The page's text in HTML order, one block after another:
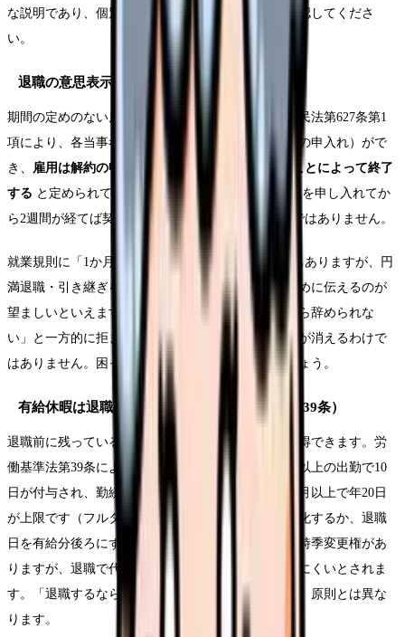
な説明であり、個別の判断は専門窓口・専門家に確認してくださ
い。
退職の意思表示と2週間（民法第627条）
期間の定めのない雇用（一般的な正職員）の場合、民法第627条第1
項により、各当事者はいつでも解約の申入れ（退職の申入れ）がで
き、
雇用は解約の申入れの日から2週間を経過することによって終了
する と定められています。つまり、法律上は、退職を申し入れてか
ら2週間が経てば契約は終了し、会社の同意は必須ではありません。
就業規則に「1か月前まで」などの定めがある場合もありますが、円
満退職・引き継ぎを考えると、就業規則に沿って早めに伝えるのが
望ましいといえます。一方で、「就業規則があるから辞められな
い」と一方的に拒まれた場合、退職の権利そのものが消えるわけで
はありません。困ったときは公的窓口に相談しましょう。
有給休暇は退職前に取得できる（労働基準法第39条）
退職前に残っている年次有給休暇は、原則として取得できます。労
働基準法第39条により、6か月以上の継続勤務と8割以上の出勤で10
日が付与され、勤続年数に応じて加算、勤続6年6か月以上で年20日
が上限です（フルタイムの場合）。退職日までに消化するか、退職
日を有給分後ろにずらすのが一般的です。会社には時季変更権があ
りますが、退職で代替日がない場合は事実上行使しにくいとされま
す。「退職するなら有給は使えない」という対応は、原則とは異な
ります。